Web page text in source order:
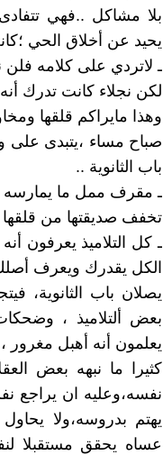
بلا مشاكل ..فهي
يحيد عن أخلاق الحي
ـ لاتردي على كلامه
لكن نجلاء كانت تدرك أنه
وهذا مايراكم قلقها
صباح مساء ،يتبدى على
باب الثانوية ..
ـ مقرف ممل ما يمارسه
تخفف صديقتها من
ـ كل التلاميذ يعرفون
الكل يقدرك ويعرف
يصلان باب الثانوية،
بعض ألتلاميذ ،
يعلمون أنه أهبل مغرور
كثيرا ما نبهه بعض
نفسه،وعليه ان يراجع
يهتم بدروسه،ولا
عساه يحقق مستقبلا